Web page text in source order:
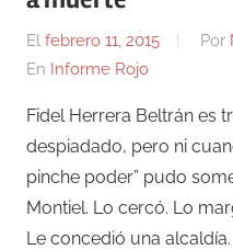
El febrero 11, 2015 Por
En Informe Rojo
Fidel Herrera Beltrán es
despiadado, pero ni
pinche poder” pudo
Montiel. Lo cercó. Lo
Le concedió una